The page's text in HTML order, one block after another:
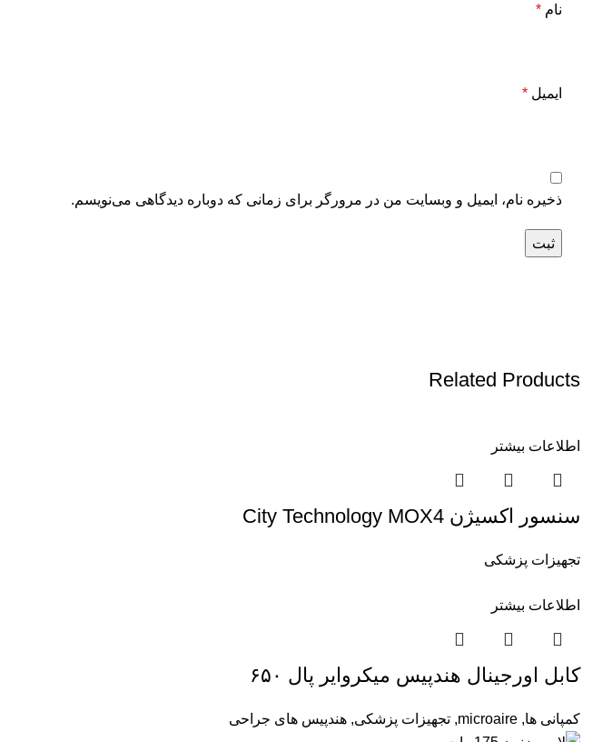
نام *
ایمیل *
ذخیره نام، ایمیل و وبسایت من در مرورگر برای زمانی که دوباره دیدگاهی می‌نویسم.
Related Products
اطلاعات بیشتر
سنسور اكسيژن City Technology MOX4
تجهیزات پزشکی
اطلاعات بیشتر
کابل اورجینال هندپیس میکروایر پال ۶۵۰
کمپانی ها,
microaire
, تجهیزات پزشکی, هندپیس های جراحی